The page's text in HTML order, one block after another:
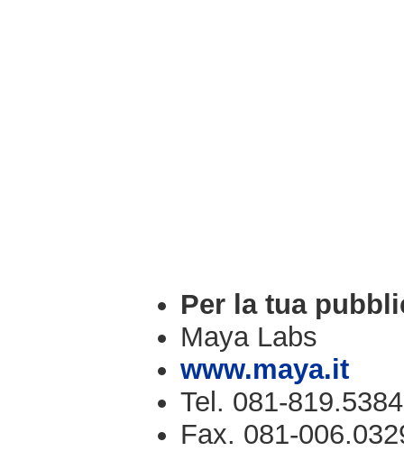
Per la tua
Maya Labs
www.maya.it
Tel. 081-819.5384
Fax. 081-